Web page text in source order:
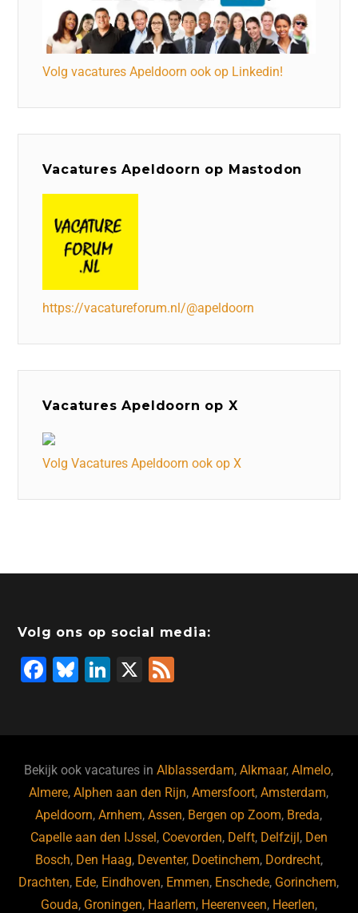
Volg vacatures Apeldoorn ook op Linkedin!
Vacatures Apeldoorn op Mastodon
https://vacatureforum.nl/@apeldoorn
Vacatures Apeldoorn op X
Volg Vacatures Apeldoorn ook op X
Volg ons op social media:
F
b
o
o
k
Bl
ky
Li
dI
n
X
Bekijk ook vacatures inAlblasserdam,Alkmaar,Almelo,
Almere,Alphen aan den Rijn,Amersfoort,Amsterdam,
Apeldoorn,Arnhem,Assen, Bergen op Zoom, Breda,
Capelle aan den IJssel, Coevorden, Delft, Delfzijl, Den
Bosch, Den Haag, Deventer, Doetinchem, Dordrecht,
Drachten, Ede, Eindhoven, Emmen, Enschede, Gorinchem,
Gouda, Groningen, Haarlem, Heerenveen, Heerlen,